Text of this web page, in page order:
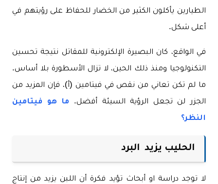
الطيارين يأكلون الكثير من الخضار للحفاظ على رؤيتهم في
أعلى شكل.
في الواقع، كان البصيرة الإلكترونية للمقاتل نتيجة تحسين
التكنولوجيا ومنذ ذلك الحين، لا تزال الأسطورة بلا أساس.
ما لم تكن تعاني من نقص في فيتامين (أ)، فإن المزيد من
الجزر لن تجعل الرؤية السيئة أفضل. ما هو فيتامين
النظر؟
الحليب يزيد البرد
لا توجد دراسة او أبحاث تؤيد فكرة أن اللبن يزيد من إنتاج